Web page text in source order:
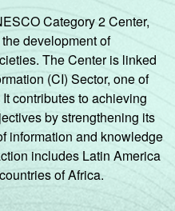
Category 2 Center,
development of
The Center is linked
(CI) Sector, one of
contributes to achieving
by strengthening its
information and knowledge
includes Latin America
of Africa.